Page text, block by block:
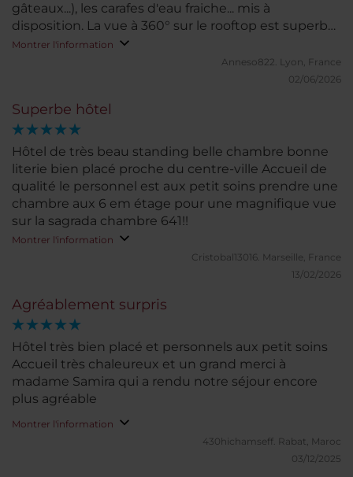
gâteaux...), les carafes d'eau fraiche... mis à
disposition. La vue à 360° sur le rooftop est superbe.
Les équipements de la chambre sont qualitatifs et
Montrer l'information
Anneso822. Lyon, France
02/06/2026
Superbe hôtel
Hôtel de très beau standing belle chambre bonne
literie bien placé proche du centre-ville Accueil de
qualité le personnel est aux petit soins prendre une
chambre aux 6 em étage pour une magnifique vue
sur la sagrada chambre 641!!
Montrer l'information
Cristobal13016. Marseille, France
13/02/2026
Agréablement surpris
Hôtel très bien placé et personnels aux petit soins
Accueil très chaleureux et un grand merci à
madame Samira qui a rendu notre séjour encore
plus agréable
Montrer l'information
430hichamseff. Rabat, Maroc
03/12/2025